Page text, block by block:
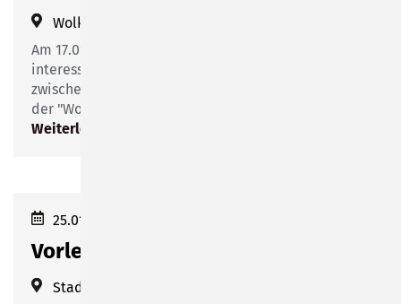
Wolke 14
Am 17.01.2024 findet um 17:30 Uhr ein weiterer
interessanter Vortrag im Rahmen der Kooperation
zwischen dem Regiomed Klinikum Sonneberg und
der "Wolke 14" statt.
Weiterlesen
25.01.2024 16:00–17:00
Vorlesenachmittag im Januar
Stadtbibliothek Sonneberg